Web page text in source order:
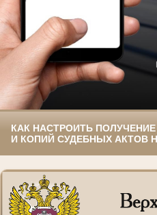
КАК НАСТРОИТЬ
И КОПИЙ СУДЕБНЫХ АКТОВ